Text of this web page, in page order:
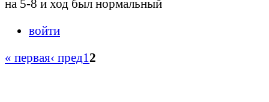
на 5-8 и ход был нормальный
войти
« первая‹ пред12